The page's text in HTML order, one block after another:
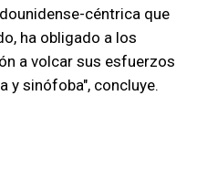
céntrica que
ha obligado a los
a volcar sus esfuerzos
y sinófoba", concluye.